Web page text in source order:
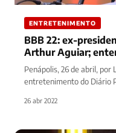
ENTRETENIMENTO
BBB 22: ex-
Arthur Aguiar;
Penápolis, 26 de abril, por
entretenimento do Diário
26 abr 2022